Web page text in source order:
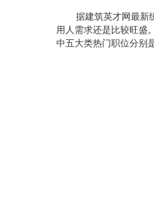
据建筑英才网最新
用人需求还是比较旺盛
中五大类热门职位分别